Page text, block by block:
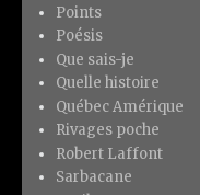
Points
Poésis
Que sais-je
Quelle histoire
Québec Amérique
Rivages poche
Robert Laffont
Sarbacane